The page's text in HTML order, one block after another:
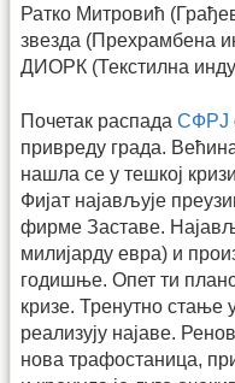
Ратко Митровић
звезда (Прехрамбена
ДИОРК (Текстилна
Почетак распада СФРЈ
привреду града.
нашла се у тешкој
Фијат најављује
фирме Заставе.
милијарду евра) и
годишње. Опет ти
кризе. Тренутно стање
реализују најаве.
нова трафостаница,